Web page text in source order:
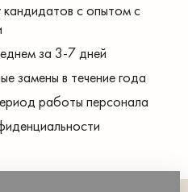
кандидатов с опытом с
за 3-7 дней
замены в течение года
работы персонала